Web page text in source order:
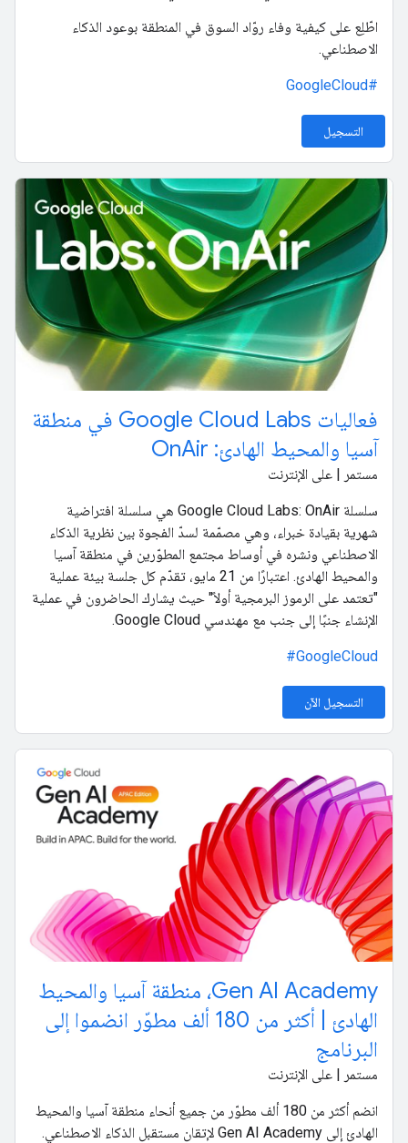
اطّلِع على كيفية وفاء روّاد السوق في المنطقة بوعود الذكاء
الاصطناعي.
#GoogleCloud
التسجيل
فعاليات Google Cloud Labs في منطقة
آسيا والمحيط الهادئ: OnAir
مستمر | على الإنترنت
سلسلة Google Cloud Labs: OnAir هي سلسلة افتراضية
شهرية بقيادة خبراء، وهي مصمّمة لسدّ الفجوة بين نظرية الذكاء
الاصطناعي ونشره في أوساط مجتمع المطوّرين في منطقة آسيا
والمحيط الهادئ. اعتبارًا من 21 مايو، تقدّم كل جلسة بيئة عملية
"تعتمد على الرموز البرمجية أولاً" حيث يشارك الحاضرون في عملية
الإنشاء جنبًا إلى جنب مع مهندسي Google Cloud.
‎ #GoogleCloud
التسجيل الآن
Gen AI Academy، منطقة آسيا والمحيط
الهادئ | أكثر من 180 ألف مطوّر انضموا إلى
البرنامج
مستمر | على الإنترنت
انضم أكثر من 180 ألف مطوّر من جميع أنحاء منطقة آسيا والمحيط
الهادئ إلى Gen AI Academy لإتقان مستقبل الذكاء الاصطناعي.